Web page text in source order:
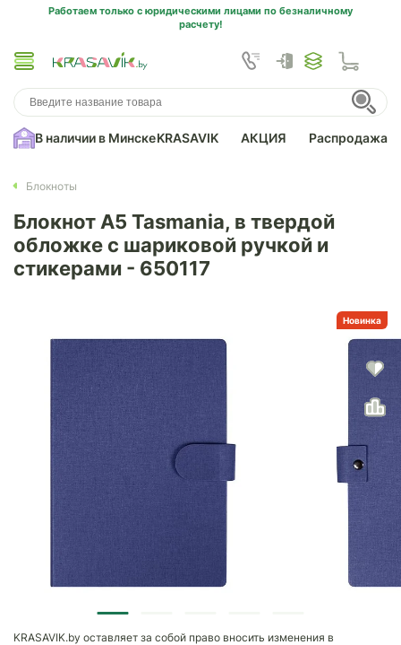
Работаем только с юридическими лицами по безналичному
расчету!
В наличии в МинскеKRASAVIK АКЦИЯ Распродажа
Блокноты
Блокнот А5 Tasmania, в твердой
обложке с шариковой ручкой и
стикерами - 650117
Новинка
KRASAVIK.by оставляет за собой право вносить изменения в